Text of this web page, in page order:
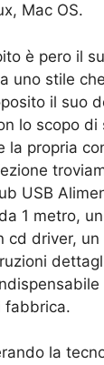
Mac OS.
è pero il
uno stile
il suo
lo scopo di
la propria
USB
1 metro,
cd driver, un
fabbrica.
la